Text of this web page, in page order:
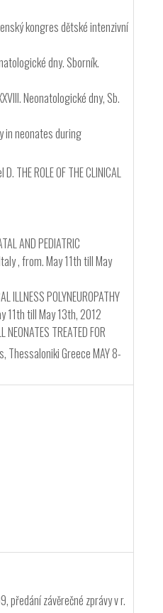
kongres dětské intenzivní
dny. Sborník.
Neonatologické dny, Sb.
in neonates during
THE ROLE OF THE CLINICAL
AND PEDIATRIC
Italy , from. May 11th till May
POLYNEUROPATHY
11th till May 13th, 2012
TREATED FOR
Greece MAY 8-
předání závěrečné zprávy v r.